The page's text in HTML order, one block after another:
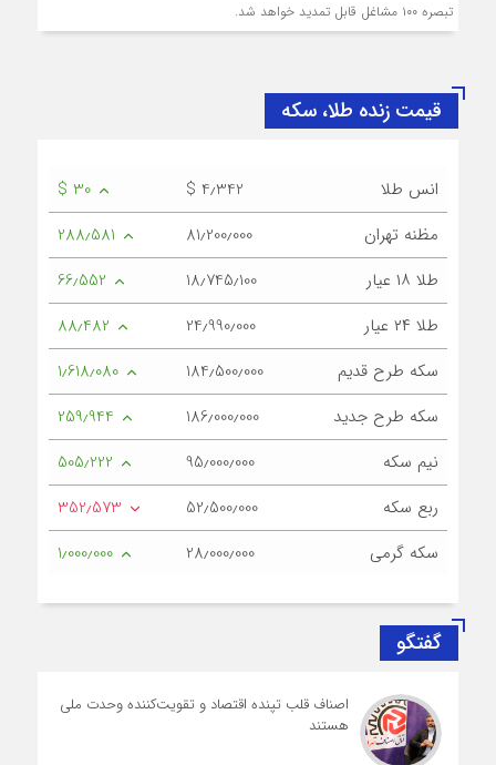
تبصره ۱۰۰ مشاغل قابل تمدید خواهد شد.
قیمت زنده طلا، سکه
انس طلا $ 4٫342
$ 30
مظنه تهران
81٫200٫000
288٫581
طلا ۱۸ عیار
18٫745٫100
66٫552
طلا ۲۴ عیار
24٫990٫000
88٫482
سکه طرح قدیم
184٫500٫000
1٫618٫080
سکه طرح جدید
186٫000٫000
259٫944
نیم سکه
95٫000٫000
505٫222
ربع سکه
52٫500٫000
352٫573
سکه گرمی
28٫000٫000 1٫000٫000
گفتگو
اصناف قلب تپنده اقتصاد و تقویت‌کننده وحدت ملی
هستند